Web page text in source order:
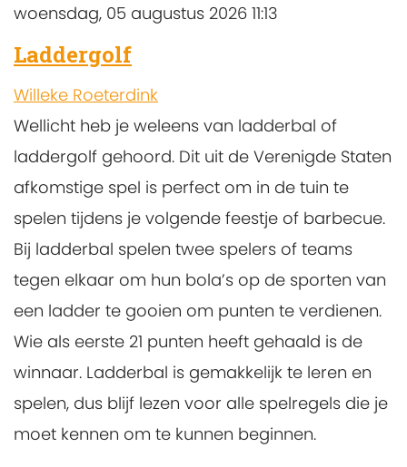
woensdag, 05 augustus 2026 11:13
Laddergolf
Willeke Roeterdink
Wellicht heb je weleens van ladderbal of
laddergolf gehoord. Dit uit de Verenigde Staten
afkomstige spel is perfect om in de tuin te
spelen tijdens je volgende feestje of barbecue.
Bij ladderbal spelen twee spelers of teams
tegen elkaar om hun bola’s op de sporten van
een ladder te gooien om punten te verdienen.
Wie als eerste 21 punten heeft gehaald is de
winnaar. Ladderbal is gemakkelijk te leren en
spelen, dus blijf lezen voor alle spelregels die je
moet kennen om te kunnen beginnen.